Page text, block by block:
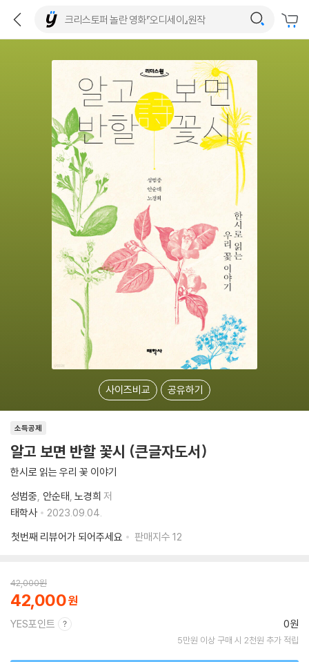
사이즈비교 공유하기
소득공제
알고 보면 반할 꽃시 (큰글자도서)
한시로 읽는 우리 꽃 이야기
성범중 안순태 노경희 저
태학사
2023.09.04.
첫번째 리뷰어가 되어주세요
판매지수 12
42,000원
42,000
YES포인트 0원
5만원 이상 구매 시 2천원 추가 적립